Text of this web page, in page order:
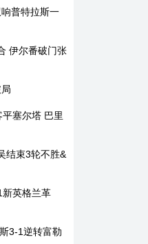
普特拉斯一
伊尔番破门张
塞尔塔 巴里
结束3轮不胜&
英格兰革
3-1逆转富勒